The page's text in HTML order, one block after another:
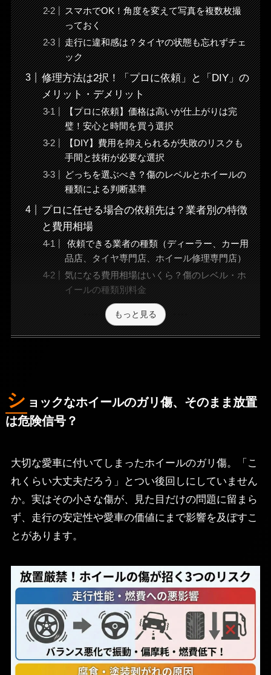
スマホでOK！角度を変えて写真を複数枚撮
っておく
走行に違和感は？タイヤの状態も忘れずチェ
ック
修理方法は2択！「プロに依頼」と「DIY」の
メリット・デメリット
【プロに依頼】価格は高いが仕上がりは完
璧！安心と時間を買う選択
【DIY】費用を抑えられるが失敗のリスクも
手間と技術が必要な選択
どっちを選ぶべき？傷のレベルとホイールの
種類による判断基準
プロに任せる場合の依頼先は？業者別の特徴
と費用相場
依頼できる業者の種類（ディーラー、カー用
品店、タイヤ専門店、ホイール修理専門店）
気になる費用相場はいくら？傷のレベル・ホ
イールの種類別料金
もっと見る
シ ョックなホイールのガリ傷、そのまま放置
は危険信号？
大切な愛車に付いてしまったホイールのガリ傷。「こ
れくらい大丈夫だろう」とつい後回しにしていません
か。実はその小さな傷が、見た目だけの問題に留まら
ず、走行の安定性や愛車の価値にまで影響を及ぼすこ
とがあります。